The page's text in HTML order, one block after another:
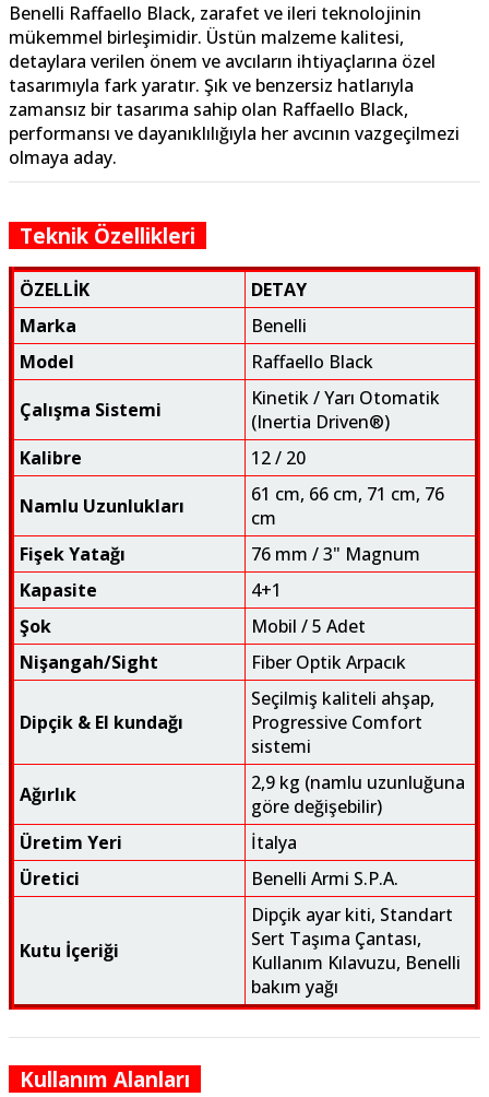
Benelli Raffaello Black, zarafet ve ileri teknolojinin
mükemmel birleşimidir. Üstün malzeme kalitesi,
detaylara verilen önem ve avcıların ihtiyaçlarına özel
tasarımıyla fark yaratır. Şık ve benzersiz hatlarıyla
zamansız bir tasarıma sahip olan Raffaello Black,
performansı ve dayanıklılığıyla her avcının vazgeçilmezi
olmaya aday.
Teknik Özellikleri
ÖZELLİK
DETAY
Marka
Benelli
Model
Raffaello Black
Çalışma Sistemi
Kinetik / Yarı Otomatik
(Inertia Driven®)
Kalibre
12 / 20
Namlu Uzunlukları
61 cm, 66 cm, 71 cm, 76
cm
Fişek Yatağı
76 mm / 3" Magnum
Kapasite
4+1
Şok
Mobil / 5 Adet
Nişangah/Sight
Fiber Optik Arpacık
Dipçik & El kundağı
Seçilmiş kaliteli ahşap,
Progressive Comfort
sistemi
Ağırlık
2,9 kg (namlu uzunluğuna
göre değişebilir)
Üretim Yeri
İtalya
Üretici
Benelli Armi S.P.A.
Kutu İçeriği
Dipçik ayar kiti, Standart
Sert Taşıma Çantası,
Kullanım Kılavuzu, Benelli
bakım yağı
Kullanım Alanları